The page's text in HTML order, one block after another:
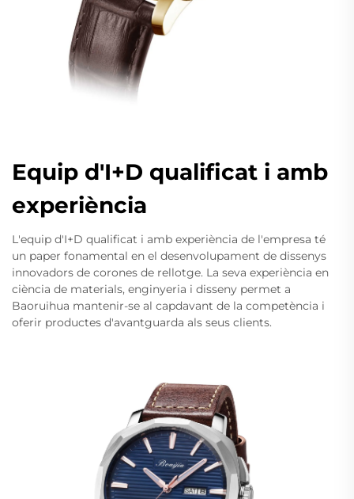
Equip d'I+D qualificat i amb
experiència
L'equip d'I+D qualificat i amb experiència de l'empresa té
un paper fonamental en el desenvolupament de dissenys
innovadors de corones de rellotge. La seva experiència en
ciència de materials, enginyeria i disseny permet a
Baoruihua mantenir-se al capdavant de la competència i
oferir productes d'avantguarda als seus clients.